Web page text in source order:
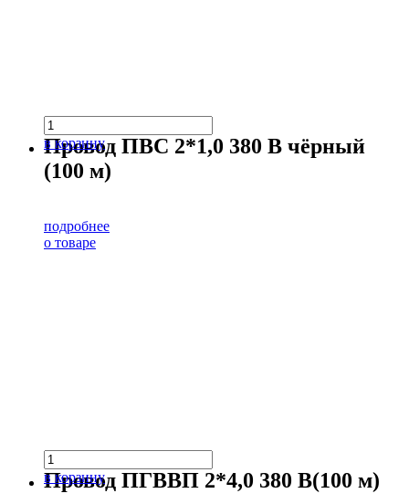
в корзину
Провод ПВС 2*1,0 380 В чёрный
(100 м)
подробнее
о товаре
в корзину
Провод ПГВВП 2*4,0 380 В(100 м)